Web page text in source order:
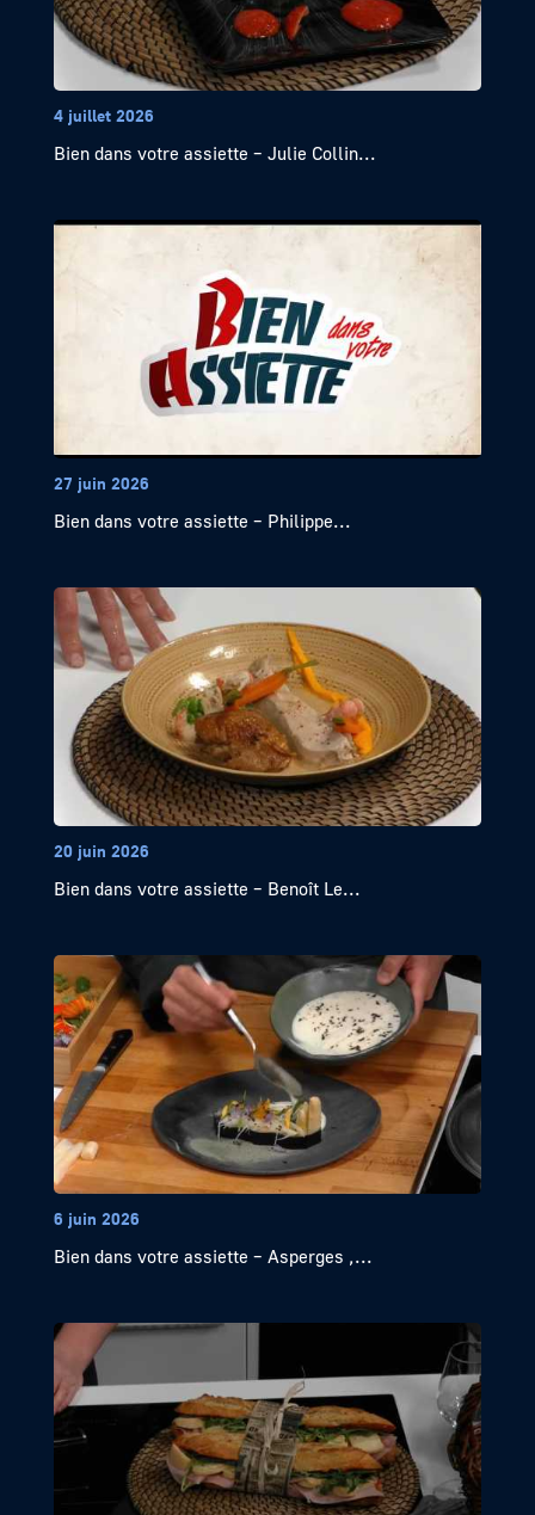
4 juillet 2026
Bien dans votre assiette – Julie Collin...
27 juin 2026
Bien dans votre assiette – Philippe...
20 juin 2026
Bien dans votre assiette – Benoît Le...
6 juin 2026
Bien dans votre assiette – Asperges ,...